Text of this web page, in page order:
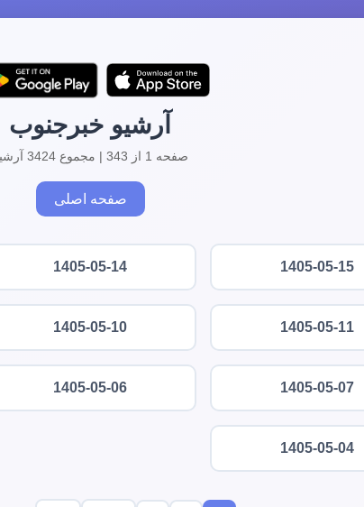
آرشیو خبرجنوب
صفحه 1 از 343 | مجموع 3424 آرشیو
صفحه اصلی
1405-05-15
1405-05-14
1405-05-11
1405-05-10
1405-05-07
1405-05-06
1405-05-04